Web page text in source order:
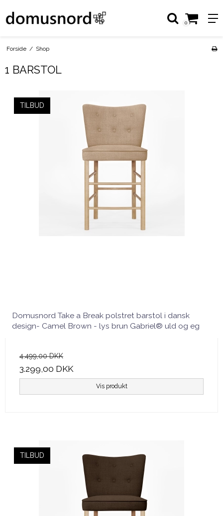
0
Forside / Shop
1 BARSTOL
TILBUD
Domusnord Take a Break polstret barstol i dansk
design- Camel Brown - lys brun Gabriel® uld og eg
4.499,00 DKK
3.299,00 DKK
Vis produkt
TILBUD